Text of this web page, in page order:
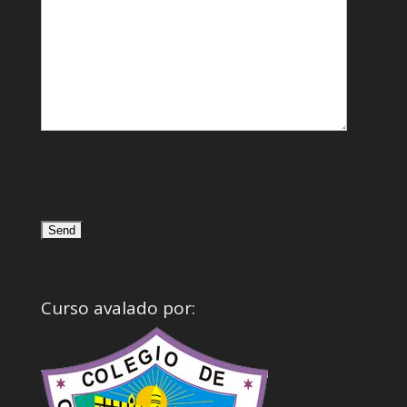
Curso avalado por: